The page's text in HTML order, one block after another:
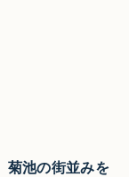
菊池の街並みを